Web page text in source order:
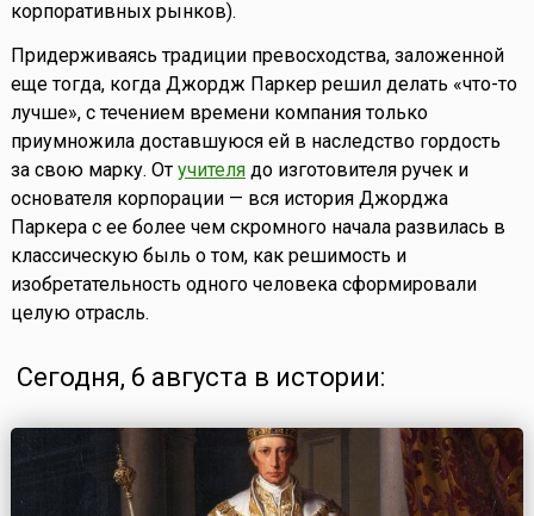
корпоративных рынков).
Придерживаясь традиции превосходства, заложенной
еще тогда, когда Джордж Паркер решил делать «что-то
лучше», с течением времени компания только
приумножила доставшуюся ей в наследство гордость
за свою марку. От учителядо изготовителя ручек и
основателя корпорации — вся история Джорджа
Паркера с ее более чем скромного начала развилась в
классическую быль о том, как решимость и
изобретательность одного человека сформировали
целую отрасль.
Сегодня, 6 августа в истории: